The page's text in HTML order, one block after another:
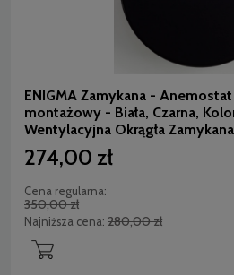
ENIGMA Zamykana -
montażowy - Biała, Czarna,
Wentylacyjna Okrągła Zamykana
274,00 zł
Cena regularna:
350,00 zł
Najniższa cena: 280,00 zł